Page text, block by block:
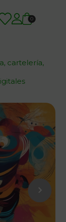
0
cartelería,